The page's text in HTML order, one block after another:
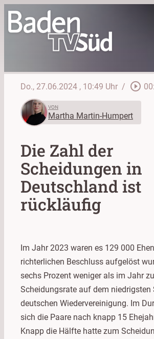
Do., 27.06.2024 , 10:49 Uhr / play_circle_outline
VON
Martha Martin-Humpert
Die Zahl der
Scheidungen in
Deutschland ist
rückläufig
Im Jahr 2023 waren es 129 000
richterlichen Beschluss aufgelöst
sechs Prozent weniger als im Jahr
Scheidungsrate auf dem niedrigsten
deutschen Wiedervereinigung. Im
sich die Paare nach knapp 15
Knapp die Hälfte hatte zum